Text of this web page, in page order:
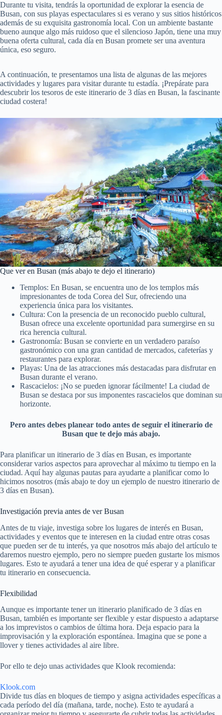
Durante tu visita, tendrás la oportunidad de explorar la esencia de
Busan, con sus playas espectaculares si es verano y sus sitios históricos
además de su exquisita gastronomía local. Con un ambiente bastante
bueno aunque algo más ruidoso que el silencioso Japón, tiene una muy
buena oferta cultural, cada día en Busan promete ser una aventura
única, eso seguro.
A continuación, te presentamos una lista de algunas de las mejores
actividades y lugares para visitar durante tu estadía. ¡Prepárate para
descubrir los tesoros de este itinerario de 3 días en Busan, la fascinante
ciudad costera!
Que ver en Busan (más abajo te dejo el itinerario)
Templos: En Busan, se encuentra uno de los templos más
impresionantes de toda Corea del Sur, ofreciendo una
experiencia única para los visitantes.
Cultura: Con la presencia de un reconocido pueblo cultural,
Busan ofrece una excelente oportunidad para sumergirse en su
rica herencia cultural.
Gastronomía: Busan se convierte en un verdadero paraíso
gastronómico con una gran cantidad de mercados, cafeterías y
restaurantes para explorar.
Playas: Una de las atracciones más destacadas para disfrutar en
Busan durante el verano.
Rascacielos: ¡No se pueden ignorar fácilmente! La ciudad de
Busan se destaca por sus imponentes rascacielos que dominan su
horizonte.
Pero antes debes planear todo antes de seguir el itinerario de
Busan que te dejo más abajo.
Para planificar un itinerario de 3 días en Busan, es importante
considerar varios aspectos para aprovechar al máximo tu tiempo en la
ciudad. Aquí hay algunas pautas para ayudarte a planificar como lo
hicimos nosotros (más abajo te doy un ejemplo de nuestro itinerario de
3 días en Busan).
Investigación previa antes de ver Busan
Antes de tu viaje, investiga sobre los lugares de interés en Busan,
actividades y eventos que te interesen en la ciudad entre otras cosas
que pueden ser de tu interés, ya que nosotros más abajo del artículo te
daremos nuestro ejemplo, pero no siempre pueden gustarte los mismos
lugares. Esto te ayudará a tener una idea de qué esperar y a planificar
tu itinerario en consecuencia.
Flexibilidad
Aunque es importante tener un itinerario planificado de 3 días en
Busan, también es importante ser flexible y estar dispuesto a adaptarse
a los imprevistos o cambios de última hora. Deja espacio para la
improvisación y la exploración espontánea. Imagina que se pone a
llover y tienes actividades al aire libre.
Por ello te dejo unas actividades que Klook recomienda:
Klook.com
Divide tus días en bloques de tiempo y asigna actividades específicas a
cada período del día (mañana, tarde, noche). Esto te ayudará a